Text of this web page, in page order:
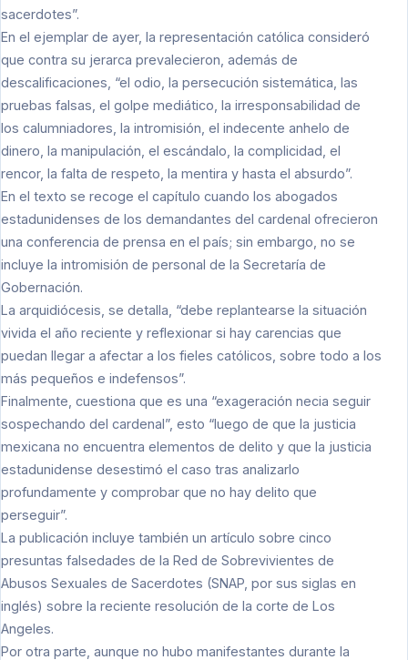
sacerdotes”.
En el ejemplar de ayer, la representación católica consideró
que contra su jerarca prevalecieron, además de
descalificaciones, “el odio, la persecución sistemática, las
pruebas falsas, el golpe mediático, la irresponsabilidad de
los calumniadores, la intromisión, el indecente anhelo de
dinero, la manipulación, el escándalo, la complicidad, el
rencor, la falta de respeto, la mentira y hasta el absurdo”.
En el texto se recoge el capítulo cuando los abogados
estadunidenses de los demandantes del cardenal ofrecieron
una conferencia de prensa en el país; sin embargo, no se
incluye la intromisión de personal de la Secretaría de
Gobernación.
La arquidiócesis, se detalla, “debe replantearse la situación
vivida el año reciente y reflexionar si hay carencias que
puedan llegar a afectar a los fieles católicos, sobre todo a los
más pequeños e indefensos”.
Finalmente, cuestiona que es una “exageración necia seguir
sospechando del cardenal”, esto “luego de que la justicia
mexicana no encuentra elementos de delito y que la justicia
estadunidense desestimó el caso tras analizarlo
profundamente y comprobar que no hay delito que
perseguir”.
La publicación incluye también un artículo sobre cinco
presuntas falsedades de la Red de Sobrevivientes de
Abusos Sexuales de Sacerdotes (SNAP, por sus siglas en
inglés) sobre la reciente resolución de la corte de Los
Angeles.
Por otra parte, aunque no hubo manifestantes durante la